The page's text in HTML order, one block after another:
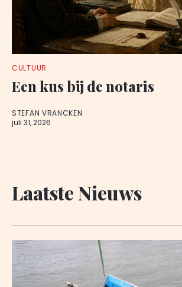
CULTUUR
Een kus bij de notaris
STEFAN VRANCKEN
juli 31, 2026
Laatste Nieuws